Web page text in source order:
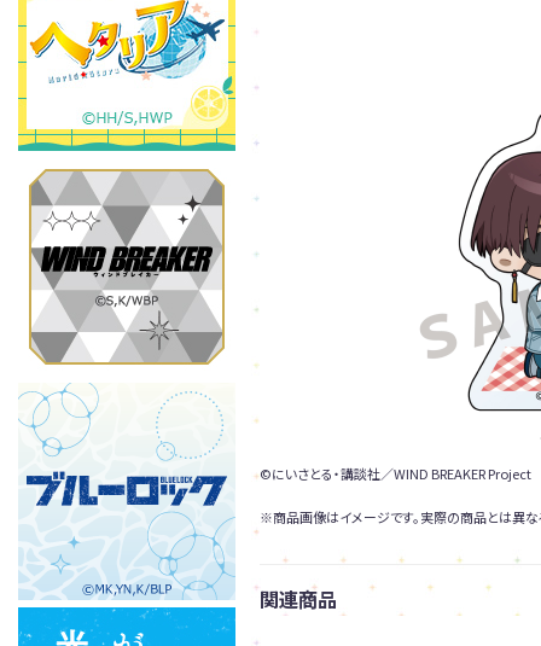
©にいさとる・講談社／WIND BREAKER Project
※商品画像はイメージです。実際の商品とは異な
関連商品